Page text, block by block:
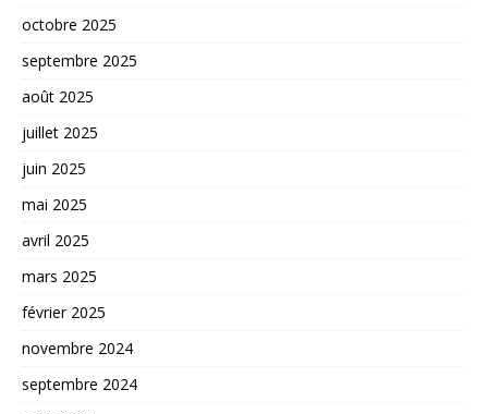
octobre 2025
septembre 2025
août 2025
juillet 2025
juin 2025
mai 2025
avril 2025
mars 2025
février 2025
novembre 2024
septembre 2024